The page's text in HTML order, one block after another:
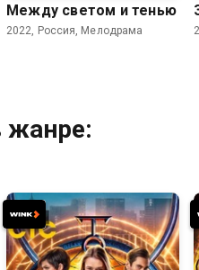
Между светом и тенью
2022, Россия, Мелодрама
жанре: